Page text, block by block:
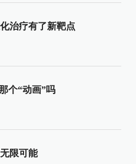
治疗有了新靶点
个“动画”吗
限可能